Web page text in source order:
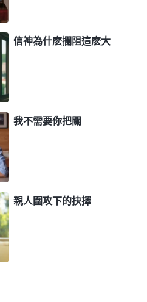
吵鬧了，但經常和我冷戰，
雖然是夫妻，生活在一個
。後來，丈夫為了逼我放弃
常常言語中帶着羞辱、挖
飯、花錢幹什麽呀？」面
心裏就像壓了一座大山似
。我從小到大一直想擁有
這個願望現在已經成了泡
沉，盡本分也很被動。軟弱
處向神禱告訴説。
説：「
下的流毒、封建思想將人都
没有志氣，没有毅力，不
理想、道德、性情造成了
信神為什麽攔阻這麽大
我不需要你把關
親人圍攻下的抉擇